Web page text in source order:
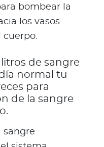
bombear la
los vasos
cuerpo.
litros de sangre
normal tu
para
de la sangre
sangre